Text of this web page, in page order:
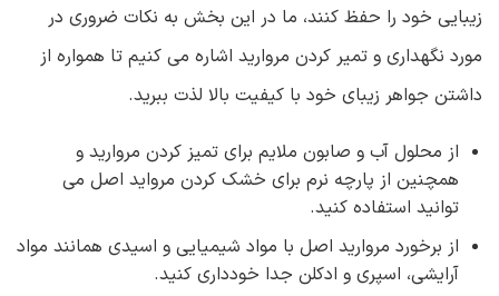
زیبایی خود را حفظ کنند، ما در این بخش به نکات ضروری در
مورد نگهداری و تمیر کردن مروارید اشاره می کنیم تا همواره از
داشتن جواهر زیبای خود با کیفیت بالا لذت ببرید.
از محلول آب و صابون ملایم برای تمیز کردن مروارید و
همچنین از پارچه نرم برای خشک کردن مرواید اصل می
توانید استفاده کنید.
از برخورد مروارید اصل با مواد شیمیایی و اسیدی همانند مواد
آرایشی، اسپری و ادکلن جدا خودداری کنید.